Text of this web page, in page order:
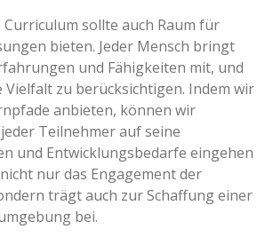
sollte auch Raum für
bieten. Jeder Mensch bringt
und Fähigkeiten mit, und
Vielfalt zu berücksichtigen. Indem wir
anbieten, können wir
Teilnehmer auf seine
und Entwicklungsbedarfe eingehen
nur das Engagement der
trägt auch zur Schaffung einer
bei.